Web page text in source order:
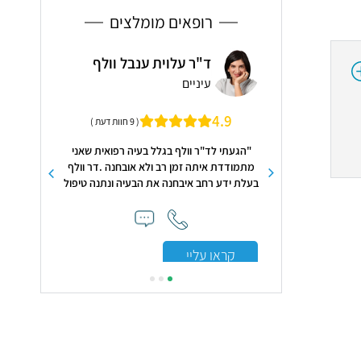
רופאים מומלצים
אורן ד"ר עלוית ענבל וולף
עיניים
4.9 ( 9 חוות דעת )
"הגעתי לד"ר וולף בגלל בעיה רפואית שאני
מתמודדת איתה זמן רב ולא אובחנה .דר וולף
בעלת ידע רחב איבחנה את הבעיה ונתנה טיפול
רבה"
קראו עליי